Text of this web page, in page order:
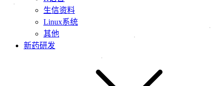
生信资料
Linux系统
其他
新药研发